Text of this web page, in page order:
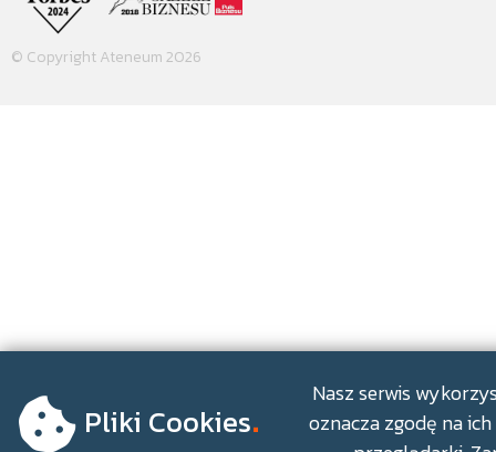
© Copyright Ateneum 2026
Pliki Cookies.
Nasz serwis
oznacza zgodę na